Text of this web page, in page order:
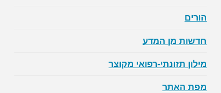
הורים
חדשות מן המדע
מילון תזונתי-רפואי מקוצר
מפת האתר